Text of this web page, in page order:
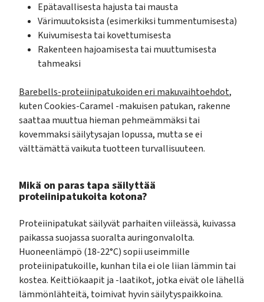
Epätavallisesta hajusta tai mausta
Värimuutoksista (esimerkiksi tummentumisesta)
Kuivumisesta tai kovettumisesta
Rakenteen hajoamisesta tai muuttumisesta
tahmeaksi
Barebells-proteiinipatukoiden eri makuvaihtoehdot,
kuten Cookies-Caramel -makuisen patukan, rakenne
saattaa muuttua hieman pehmeämmäksi tai
kovemmaksi säilytysajan lopussa, mutta se ei
välttämättä vaikuta tuotteen turvallisuuteen.
Mikä on paras tapa säilyttää
proteiinipatukoita kotona?
Proteiinipatukat säilyvät parhaiten viileässä, kuivassa
paikassa suojassa suoralta auringonvalolta.
Huoneenlämpö (18-22°C) sopii useimmille
proteiinipatukoille, kunhan tila ei ole liian lämmin tai
kostea. Keittiökaapit ja -laatikot, jotka eivät ole lähellä
lämmönlähteitä, toimivat hyvin säilytyspaikkoina.